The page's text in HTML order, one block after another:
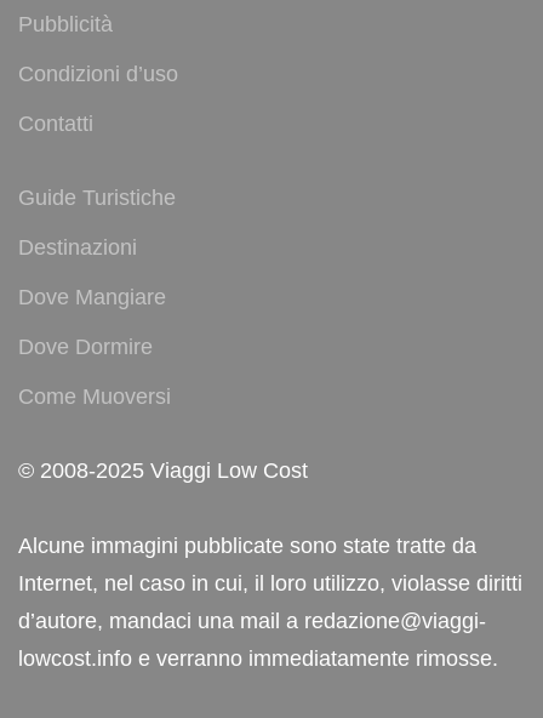
Pubblicità
Condizioni d’uso
Contatti
Guide Turistiche
Destinazioni
Dove Mangiare
Dove Dormire
Come Muoversi
© 2008-2025 Viaggi Low Cost
Alcune immagini pubblicate sono state tratte da
Internet, nel caso in cui, il loro utilizzo, violasse diritti
d’autore, mandaci una mail a redazione@viaggi-
lowcost.info e verranno immediatamente rimosse.